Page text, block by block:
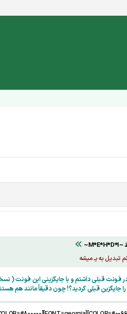
~M*E*H*D*I~
فونت قبلی داشتم و با جایگزینی این فونت (
جایگزین قبلی کردید؟! چون دقیقاً مانند هم